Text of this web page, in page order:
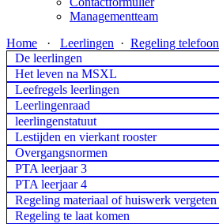
Managementteam
Home · Leerlingen · Regeling telefoon
De leerlingen
Het leven na MSXL
Leefregels leerlingen
Leerlingenraad
leerlingenstatuut
Lestijden en vierkant rooster
Overgangsnormen
PTA leerjaar 3
PTA leerjaar 4
Regeling materiaal of huiswerk vergeten
Regeling te laat komen